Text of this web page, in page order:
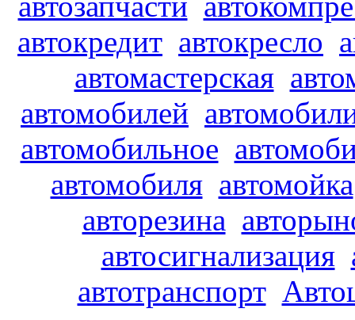
автокредит автокресло
автомастерская
автомобилей
автомобильное
автомобиля автомойка
авторезина
автосигнализация
автотранспорт